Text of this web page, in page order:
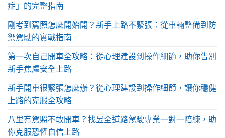
症」的完整指南
剛考到駕照怎麼開始開？新手上路不緊張：從車輛整備到防
禦駕駛的實戰指南
第一次自己開車全攻略：從心理建設到操作細節，助你告別
新手焦慮安全上路
新手開車很緊張怎麼辦？從心理建設到操作細節，讓你穩健
上路的克服全攻略
八里有駕照不敢開車？找昱全道路駕駛專業一對一陪練，助
你克服恐懼自信上路